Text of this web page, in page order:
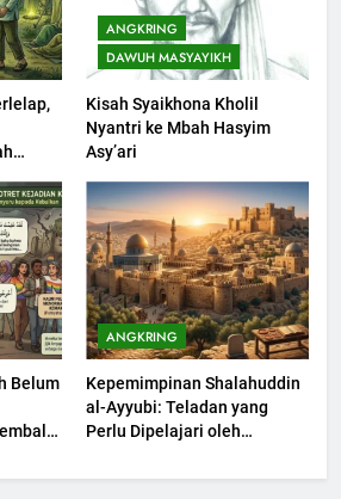
ANGKRING
DAWUH MASYAYIKH
Kisah Syaikhona Kholil
Nyantri ke Mbah Hasyim
Asy’ari
Belum
ANGKRING
Kepemimpinan Shalahuddin
al-Ayyubi: Teladan yang
Perlu Dipelajari oleh
(2)
Khutbah Jumat: Bulan
Muharram Bulan Bersejarah
KHUTBAH
Dengki Tak Akan Pernah
Berjaya?
KHUTBAH
Khutbah Jumat: Melihat
Limpahan Nikmat Allah
KHUTBAH
Khutbah Jumat: Ketaatan,